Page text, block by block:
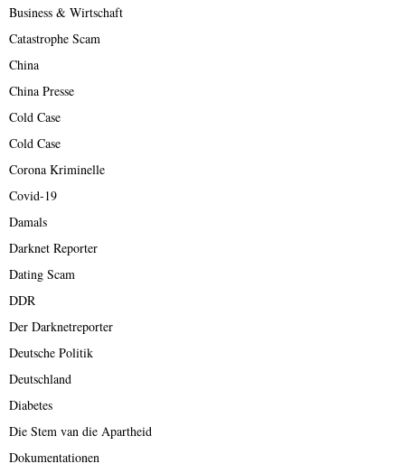
Business & Wirtschaft
Catastrophe Scam
China
China Presse
Cold Case
Cold Case
Corona Kriminelle
Covid-19
Damals
Darknet Reporter
Dating Scam
DDR
Der Darknetreporter
Deutsche Politik
Deutschland
Diabetes
Die Stem van die Apartheid
Dokumentationen